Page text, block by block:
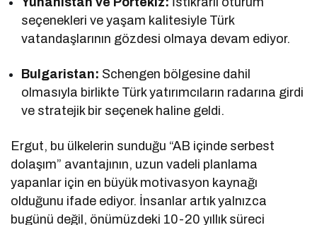
seçenekleri ve yaşam kalitesiyle Türk
vatandaşlarının gözdesi olmaya devam ediyor.
Bulgaristan: Schengen bölgesine dahil
olmasıyla birlikte Türk yatırımcıların radarına girdi
ve stratejik bir seçenek haline geldi.
Ergut, bu ülkelerin sunduğu “AB içinde serbest
dolaşım” avantajının, uzun vadeli planlama
yapanlar için en büyük motivasyon kaynağı
olduğunu ifade ediyor. İnsanlar artık yalnızca
bugünü değil, önümüzdeki 10-20 yıllık süreci